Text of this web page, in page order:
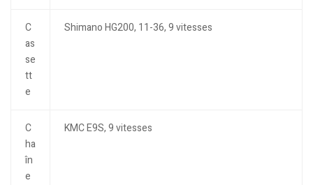
C
as
se
tt
e
Shimano HG200, 11-36, 9 vitesses
C
ha
în
e
KMC E9S, 9 vitesses